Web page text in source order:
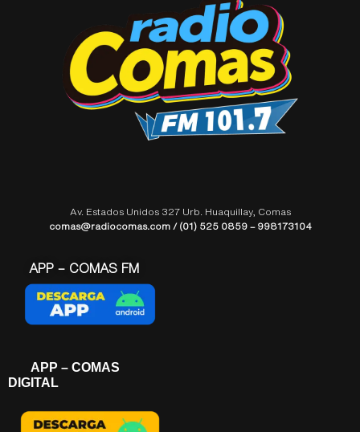
Av. Estados Unidos 327 Urb. Huaquillay, Comas
comas@radiocomas.com / (01) 525 0859 – 998173104
APP – COMAS FM
APP – COMAS
DIGITAL